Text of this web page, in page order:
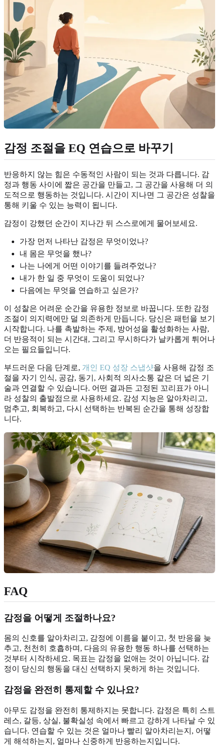
감정 조절을 EQ 연습으로 바꾸기
반응하지 않는 힘은 수동적인 사람이 되는 것과 다릅니다. 감
정과 행동 사이에 짧은 공간을 만들고, 그 공간을 사용해 더 의
도적으로 행동하는 것입니다. 시간이 지나면 그 공간은 성찰을
통해 키울 수 있는 능력이 됩니다.
감정이 강했던 순간이 지나간 뒤 스스로에게 물어보세요.
가장 먼저 나타난 감정은 무엇이었나?
내 몸은 무엇을 했나?
나는 나에게 어떤 이야기를 들려주었나?
내가 한 일 중 무엇이 도움이 되었나?
다음에는 무엇을 연습하고 싶은가?
이 성찰은 어려운 순간을 유용한 정보로 바꿉니다. 또한 감정
조절이 의지력에만 덜 의존하게 만듭니다. 당신은 패턴을 보기
시작합니다. 나를 촉발하는 주제, 방어성을 활성화하는 사람,
더 반응적이 되는 시간대, 그리고 무시하다가 날카롭게 튀어나
오는 필요들입니다.
부드러운 다음 단계로, 개인 EQ 성장 스냅샷을 사용해 감정 조
절을 자기 인식, 공감, 동기, 사회적 의사소통 같은 더 넓은 기
술과 연결할 수 있습니다. 어떤 결과든 고정된 꼬리표가 아니
라 성찰의 출발점으로 사용하세요. 감성 지능은 알아차리고,
멈추고, 회복하고, 다시 선택하는 반복된 순간을 통해 성장합
니다.
FAQ
감정을 어떻게 조절하나요?
몸의 신호를 알아차리고, 감정에 이름을 붙이고, 첫 반응을 늦
추고, 천천히 호흡하며, 다음의 유용한 행동 하나를 선택하는
것부터 시작하세요. 목표는 감정을 없애는 것이 아닙니다. 감
정이 당신의 행동을 대신 선택하지 못하게 하는 것입니다.
감정을 완전히 통제할 수 있나요?
아무도 감정을 완전히 통제하지는 못합니다. 감정은 특히 스트
레스, 갈등, 상실, 불확실성 속에서 빠르고 강하게 나타날 수 있
습니다. 연습할 수 있는 것은 얼마나 빨리 알아차리는지, 어떻
게 해석하는지, 얼마나 신중하게 반응하는지입니다.